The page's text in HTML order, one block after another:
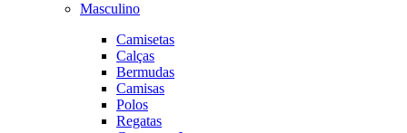
Masculino
Camisetas
Calças
Bermudas
Camisas
Polos
Regatas